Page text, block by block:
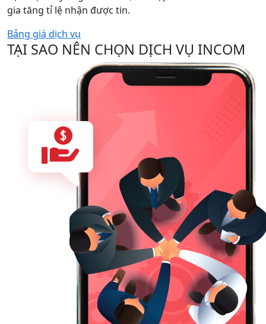
gia tăng tỉ lệ nhận được tin.
Bảng giá dịch vụ
TẠI SAO NÊN CHỌN DỊCH VỤ INCOM